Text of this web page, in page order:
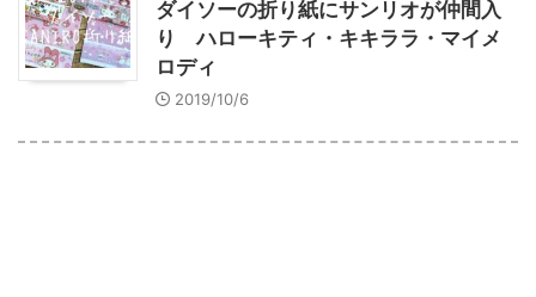
ダイソーの折り紙にサンリオが仲間入
り ハローキティ・キキララ・マイメ
ロディ
2019/10/6